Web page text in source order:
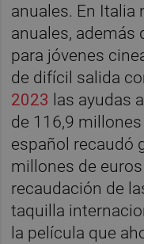
anuales. En Italia
anuales, además
para jóvenes
de difícil salida
2023 las ayudas
de 116,9
español recaudó
millones de
recaudación de
taquilla
la película que